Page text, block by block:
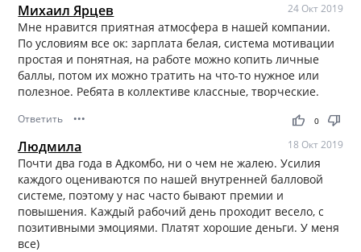
Михаил Ярцев 24 Окт 2019
Мне нравится приятная атмосфера в нашей компании.
По условиям все ок: зарплата белая, система мотивации
простая и понятная, на работе можно копить личные
баллы, потом их можно тратить на что-то нужное или
полезное. Ребята в коллективе классные, творческие.
Ответить ••• thumb_up thumb_down
0
Людмила 18 Окт 2019
Почти два года в Адкомбо, ни о чем не жалею. Усилия
каждого оцениваются по нашей внутренней балловой
системе, поэтому у нас часто бывают премии и
повышения. Каждый рабочий день проходит весело, с
позитивными эмоциями. Платят хорошие деньги. У меня
все)